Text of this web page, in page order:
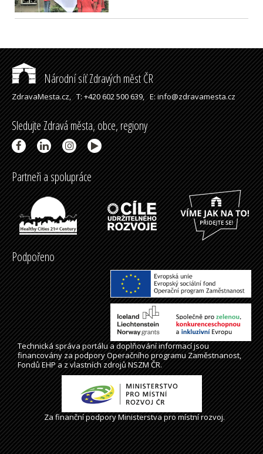
Národní síť Zdravých měst ČR
ZdravaMesta.cz,T: +420 602 500 639,E: info@zdravamesta.cz
Sledujte Zdravá města, obce, regiony
Partneři a spolupráce
Podpořeno
Technická správaportálua doplňování informací jsou
financovány za podpory Operačního programu Zaměstnanost,
Fondů EHP a z vlastních zdrojů NSZM ČR.
Za finanční podpory Ministerstva pro místní rozvoj.